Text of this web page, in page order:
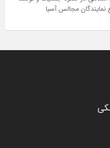
نمایندگان مجالس آسیا